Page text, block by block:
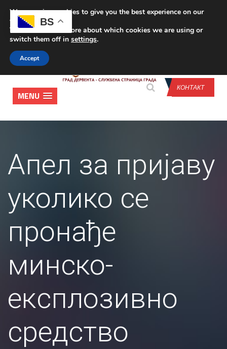
CONTACT US
КОНТАКТ
MENU
Апел за пријаву
уколико се
пронађе
минско-
експлозивно
средство
BS
We are using cookies to give you the best experience on our
website.
You can find out more about which cookies we are using or
switch them off in settings.
Accept